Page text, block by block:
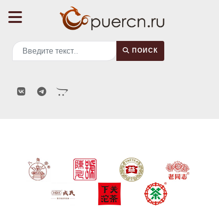
Поиск ПОИСК